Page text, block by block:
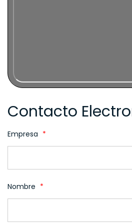
Contacto
Empresa *
Nombre *